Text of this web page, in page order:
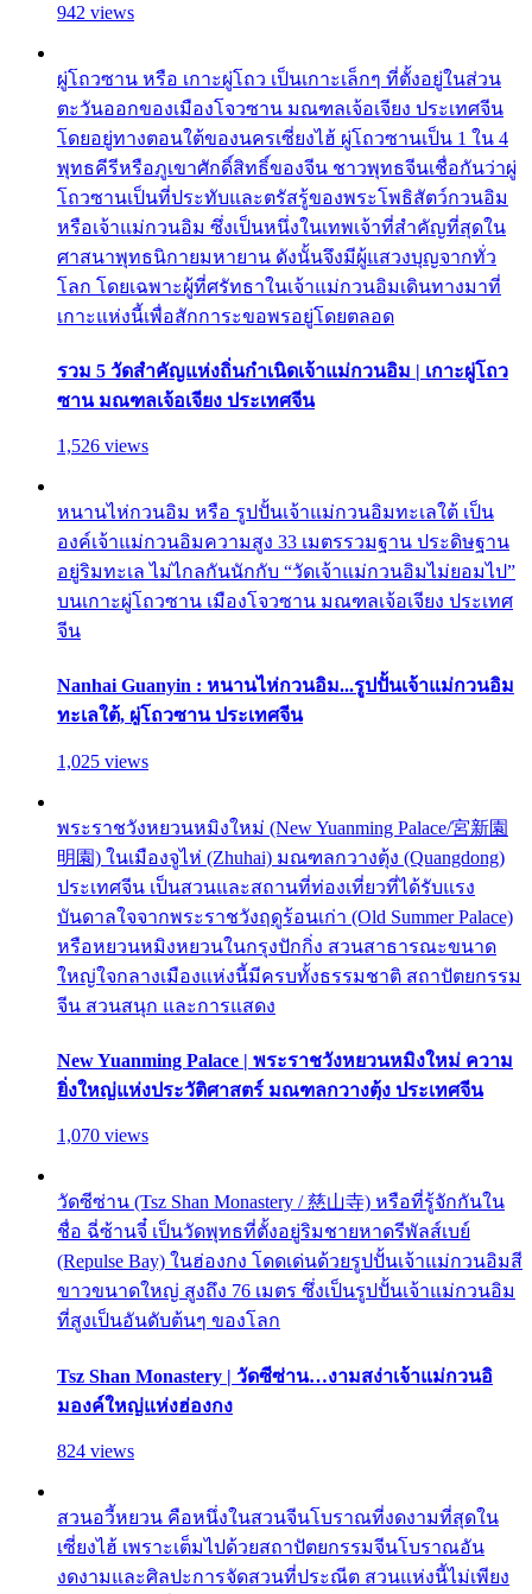
942 views
ผู่โถวซาน หรือ เกาะผู่โถว เป็นเกาะเล็กๆ ที่ตั้งอยู่ในส่วน
ตะวันออกของเมืองโจวซาน มณฑลเจ้อเจียง ประเทศจีน
โดยอยู่ทางตอนใต้ของนครเซี่ยงไฮ้ ผู่โถวซานเป็น 1 ใน 4
พุทธคีรีหรือภูเขาศักดิ์สิทธิ์ของจีน ชาวพุทธจีนเชื่อกันว่าผู่
โถวซานเป็นที่ประทับและตรัสรู้ของพระโพธิสัตว์กวนอิม
หรือเจ้าแม่กวนอิม ซึ่งเป็นหนึ่งในเทพเจ้าที่สำคัญที่สุดใน
ศาสนาพุทธนิกายมหายาน ดังนั้นจึงมีผู้แสวงบุญจากทั่ว
โลก โดยเฉพาะผู้ที่ศรัทธาในเจ้าแม่กวนอิมเดินทางมาที่
เกาะแห่งนี้เพื่อสักการะขอพรอยู่โดยตลอด
รวม 5 วัดสำคัญแห่งถิ่นกำเนิดเจ้าแม่กวนอิม | เกาะผู่โถว
ซาน มณฑลเจ้อเจียง ประเทศจีน
1,526 views
หนานไห่กวนอิม หรือ รูปปั้นเจ้าแม่กวนอิมทะเลใต้ เป็น
องค์เจ้าแม่กวนอิมความสูง 33 เมตรรวมฐาน ประดิษฐาน
อยู่ริมทะเล ไม่ไกลกันนักกับ “วัดเจ้าแม่กวนอิมไม่ยอมไป”
บนเกาะผู่โถวซาน เมืองโจวซาน มณฑลเจ้อเจียง ประเทศ
จีน
Nanhai Guanyin : หนานไห่กวนอิม...รูปปั้นเจ้าแม่กวนอิม
ทะเลใต้, ผู่โถวซาน ประเทศจีน
1,025 views
พระราชวังหยวนหมิงใหม่ (New Yuanming Palace/宮新園
明園) ในเมืองจูไห่ (Zhuhai) มณฑลกวางตุ้ง (Quangdong)
ประเทศจีน เป็นสวนและสถานที่ท่องเที่ยวที่ได้รับแรง
บันดาลใจจากพระราชวังฤดูร้อนเก่า (Old Summer Palace)
หรือหยวนหมิงหยวนในกรุงปักกิ่ง สวนสาธารณะขนาด
ใหญ่ใจกลางเมืองแห่งนี้มีครบทั้งธรรมชาติ สถาปัตยกรรม
จีน สวนสนุก และการแสดง
New Yuanming Palace | พระราชวังหยวนหมิงใหม่ ความ
ยิ่งใหญ่แห่งประวัติศาสตร์ มณฑลกวางตุ้ง ประเทศจีน
1,070 views
วัดซีซ่าน (Tsz Shan Monastery / 慈山寺) หรือที่รู้จักกันใน
ชื่อ ฉี่ซ้านจี๋ เป็นวัดพุทธที่ตั้งอยู่ริมชายหาดรีพัลส์เบย์
(Repulse Bay) ในฮ่องกง โดดเด่นด้วยรูปปั้นเจ้าแม่กวนอิมสี
ขาวขนาดใหญ่ สูงถึง 76 เมตร ซึ่งเป็นรูปปั้นเจ้าแม่กวนอิม
ที่สูงเป็นอันดับต้นๆ ของโลก
Tsz Shan Monastery | วัดซีซ่าน…งามสง่าเจ้าแม่กวนอิ
มองค์ใหญ่แห่งฮ่องกง
824 views
สวนอวี้หยวน คือหนึ่งในสวนจีนโบราณที่งดงามที่สุดใน
เซี่ยงไฮ้ เพราะเต็มไปด้วยสถาปัตยกรรมจีนโบราณอัน
งดงามและศิลปะการจัดสวนที่ประณีต สวนแห่งนี้ไม่เพียง